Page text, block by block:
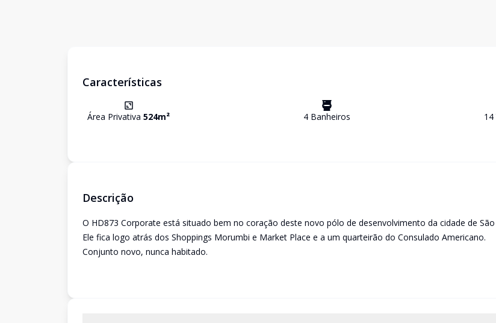
Características
Área Privativa 524m² 4 Banheiros 14
Descrição
O HD873 Corporate está situado bem no coração deste novo pólo de desenvolvimento da cidade de São
Ele fica logo atrás dos Shoppings Morumbi e Market Place e a um quarteirão do Consulado Americano.
Conjunto novo, nunca habitado.